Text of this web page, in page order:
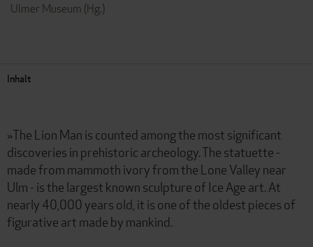
Ulmer Museum (Hg.)
Inhalt
»The Lion Man is counted among the most significant
discoveries in prehistoric archeology. The statuette -
made from mammoth ivory from the Lone Valley near
Ulm - is the largest known sculpture of Ice Age art. At
nearly 40,000 years old, it is one of the oldest pieces of
figurative art made by mankind.